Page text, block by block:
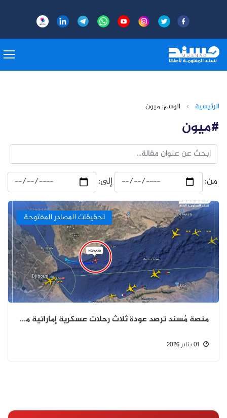
الرئيسية › الوسم: ميون
#ميون
من: إلى:
تحقيقات المصادر المفتوحة
منصة مُسند ترصد عودة ثلاث رحلات عسكرية إماراتية من جزيرة ميون ضمن إنهاء التواجد الإماراتي في اليمن